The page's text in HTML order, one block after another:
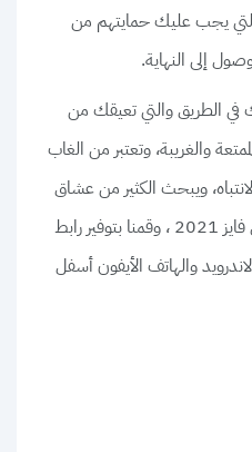
يجب عليك حمايتهم من
إلى النهاية.
الطريق والتي تعيقك من
والغريبة، وتعتبر من الغاب
ويبحث الكثير من عشاق
ألعاب الذكاء والانتباه عن لعبة فول فايز 2021 ، وقمنا بتوفير رابط
والهاتف الأيفون أسفل